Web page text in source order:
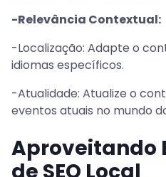
-Relevância Contextual:
-Localização: Adapte o
idiomas específicos.
-Atualidade: Atualize o
eventos atuais no mundo
Aproveitando